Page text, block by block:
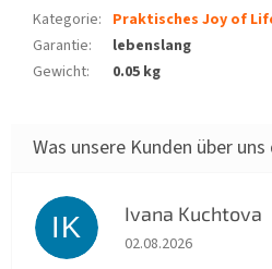
Kategorie: Praktisches Joy of
Garantie:
lebenslang
Gewicht: 0.05 kg
IK Ivana Kuchtova
Die Shop-Bewertung
02.08.2026